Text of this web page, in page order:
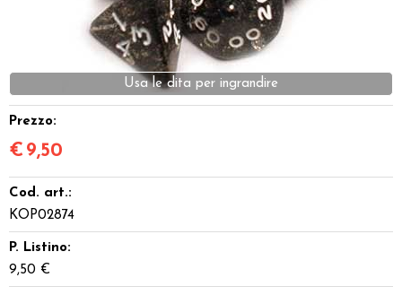
Giocattoli e Gadget
Offerte del Dragone
Usa le dita per ingrandire
Prezzo:
€ 9,50
Cod. art.:
KOP02874
P. Listino:
9,50 €